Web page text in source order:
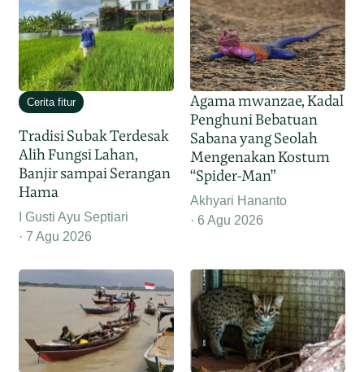
Cerita fitur
Tradisi Subak Terdesak
Alih Fungsi Lahan,
Banjir sampai Serangan
Hama
I Gusti Ayu Septiari
7 Agu 2026
Agama mwanzae, Kadal
Penghuni Bebatuan
Sabana yang Seolah
Mengenakan Kostum
“Spider-Man”
Akhyari Hananto
6 Agu 2026